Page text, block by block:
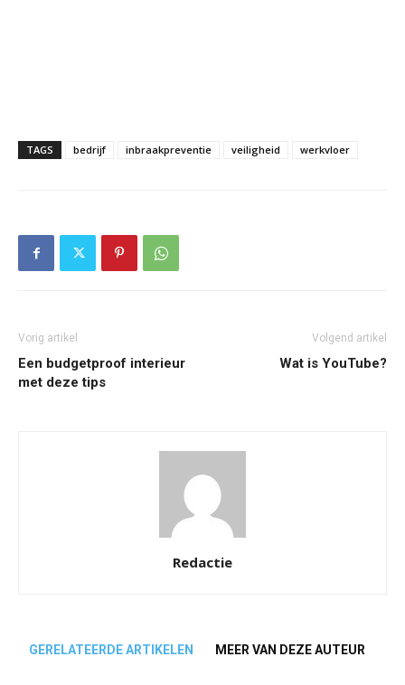
TAGS bedrijf inbraakpreventie veiligheid werkvloer
Vorig artikel
Een budgetproof interieur
met deze tips
Volgend artikel
Wat is YouTube?
Redactie
GERELATEERDE ARTIKELEN MEER VAN DEZE AUTEUR